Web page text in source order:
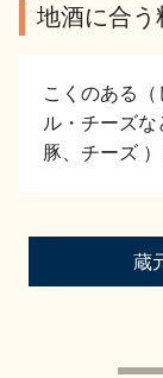
地酒蔵元会とは
地酒に合う
こくのある
ル・チーズ
豚、チーズ ）
蔵